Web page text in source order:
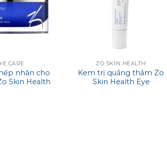
CARE
nhăn cho
Skin Health
ZO SKIN HEALTH
Kem trị quầng thâm Zo
Skin Health Eye